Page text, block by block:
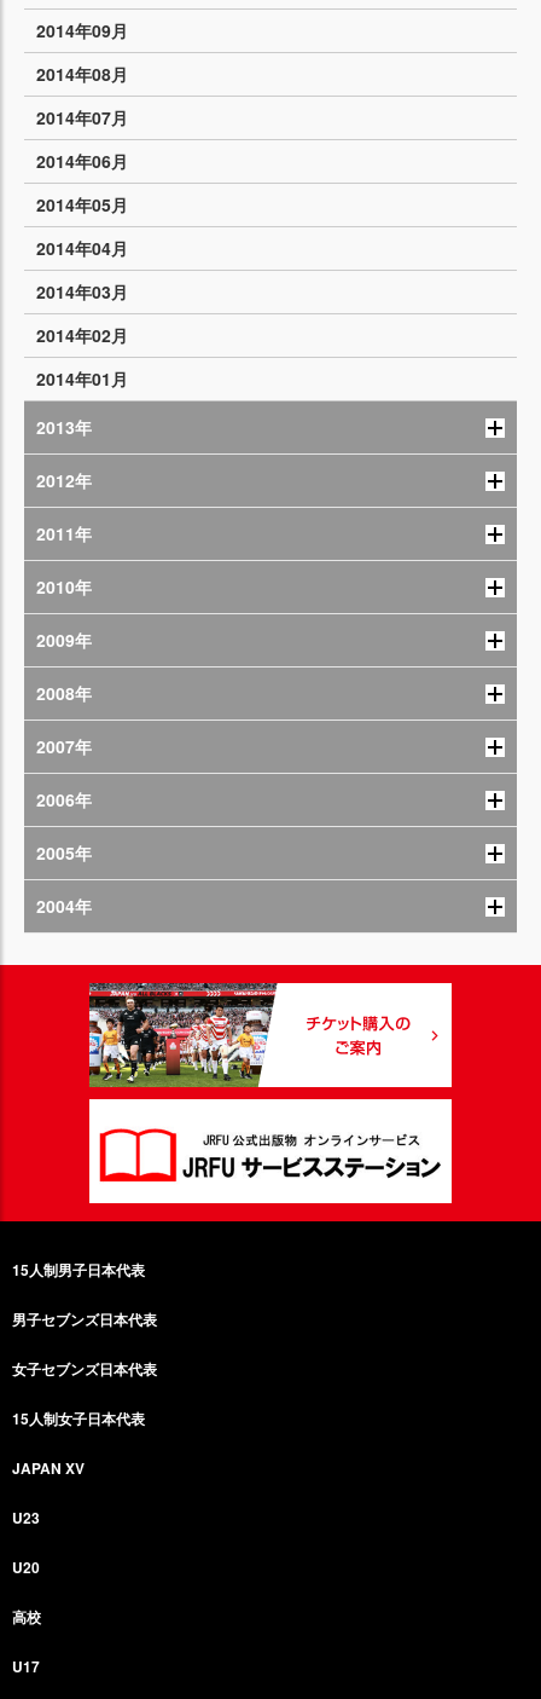
2014年09月
2014年08月
2014年07月
2014年06月
2014年05月
2014年04月
2014年03月
2014年02月
2014年01月
2013年
2012年
2011年
2010年
2009年
2008年
2007年
2006年
2005年
2004年
15人制男子日本代表
男子セブンズ日本代表
女子セブンズ日本代表
15人制女子日本代表
JAPAN XV
U23
U20
高校
U17